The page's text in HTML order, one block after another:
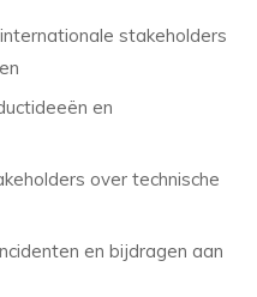
stakeholders
en
over technische
en bijdragen aan